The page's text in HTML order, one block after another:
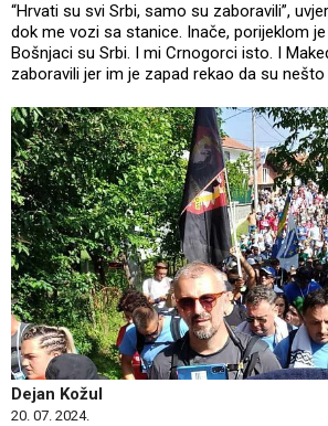
“Hrvati su svi Srbi, samo su zaboravili”,
dok me vozi sa stanice. Inače, porijeklom je
Bošnjaci su Srbi. I mi Crnogorci isto. I
zaboravili jer im je zapad rekao da su nešto
Dejan Kožul
20. 07. 2024.